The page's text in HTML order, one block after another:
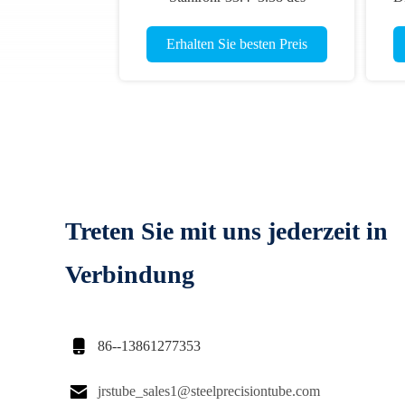
rohr-ST45.8
Erhalten Sie besten Preis
Treten Sie mit uns jederzeit in
Verbindung
 86--13861277353
 jrstube_sales1@steelprecisiontube.com